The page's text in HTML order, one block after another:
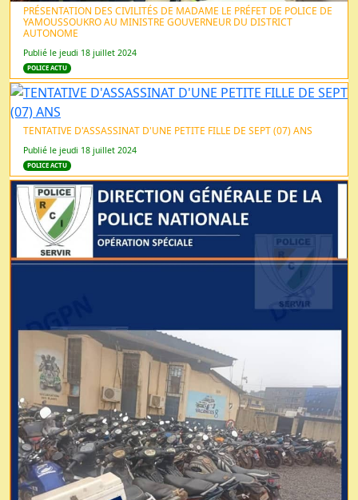
PRÉSENTATION DES CIVILITÉS DE MADAME LE PRÉFET DE POLICE DE
YAMOUSSOUKRO AU MINISTRE GOUVERNEUR DU DISTRICT
AUTONOME
Publié le jeudi 18 juillet 2024
POLICE ACTU
TENTATIVE D'ASSASSINAT D'UNE PETITE FILLE DE SEPT (07) ANS
Publié le jeudi 18 juillet 2024
POLICE ACTU